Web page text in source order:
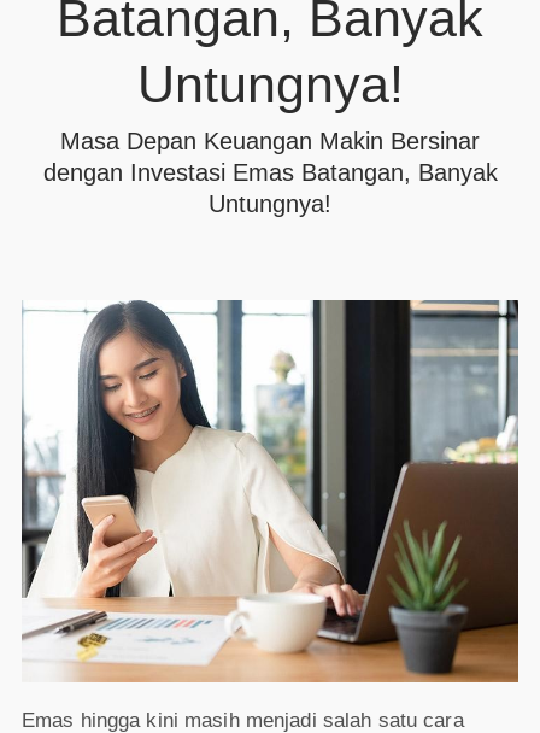
Batangan, Banyak
Untungnya!
Masa Depan Keuangan Makin Bersinar
dengan Investasi Emas Batangan, Banyak
Untungnya!
Emas hingga kini masih menjadi salah satu cara